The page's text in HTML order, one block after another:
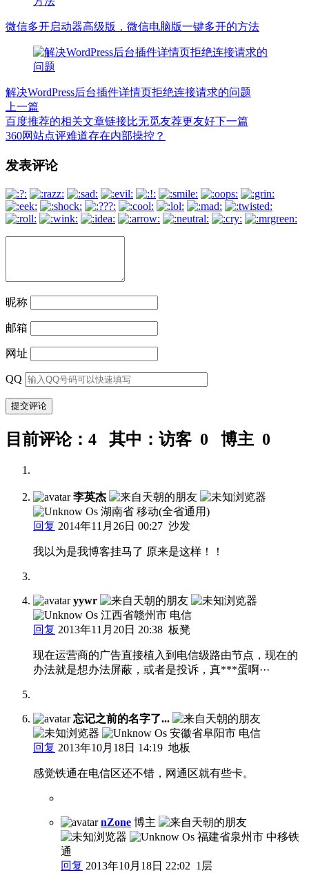
微信多开启动器高级版，微信电脑版一键多开的方法
解决WordPress后台插件详情页拒绝连接请求的问题
上一篇
百度推荐的相关文章链接比无觅友荐更友好 下一篇
360网站点评难道存在内部操控？
文
章
导
航
发表评论
昵称
邮箱
网址
QQ
目前评论：4 其中：访客 0 博主 0
李英杰
湖南省 移动(全省通用)
回复 2014年11月26日 00:27 沙发
我以为是我博客挂马了 原来是这样！！
yywr
江西省赣州市 电信
回复 2013年11月20日 20:38 板凳
现在运营商的广告直接植入到电信级路由节点，现在的
办法就是想办法屏蔽，或者是投诉，真***蛋啊···
忘记之前的名字了...
安徽省阜阳市 电信
回复 2013年10月18日 14:19 地板
感觉铁通在电信区还不错，网通区就有些卡。
nZone 博主
福建省泉州市 中移铁
通
回复 2013年10月18日 22:02 1层